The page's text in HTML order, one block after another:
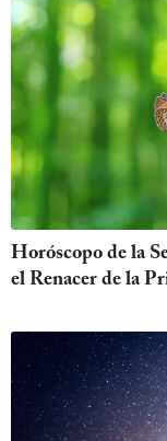
Horóscopo de la
el Renacer de la